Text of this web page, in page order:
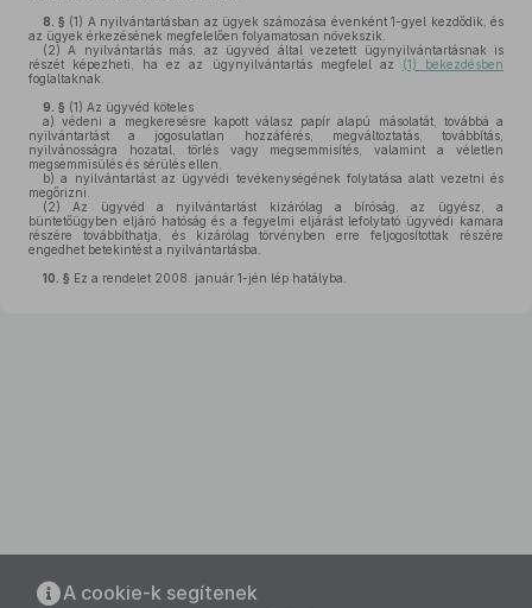
8. § (1) A nyilvántartásban az ügyek számozása évenként 1-gyel kezdődik, és
az ügyek érkezésének megfelelően folyamatosan növekszik.
(2) A nyilvántartás más, az ügyvéd által vezetett ügynyilvántartásnak is
részét képezheti, ha ez az ügynyilvántartás megfelel az (1) bekezdésben
foglaltaknak.
9. § (1) Az ügyvéd köteles
a) védeni a megkeresésre kapott válasz papír alapú másolatát, továbbá a
nyilvántartást a jogosulatlan hozzáférés, megváltoztatás, továbbítás,
nyilvánosságra hozatal, törlés vagy megsemmisítés, valamint a véletlen
megsemmisülés és sérülés ellen,
b) a nyilvántartást az ügyvédi tevékenységének folytatása alatt vezetni és
megőrizni.
(2) Az ügyvéd a nyilvántartást kizárólag a bíróság, az ügyész, a
büntetőügyben eljáró hatóság és a fegyelmi eljárást lefolytató ügyvédi kamara
részére továbbíthatja, és kizárólag törvényben erre feljogosítottak részére
engedhet betekintést a nyilvántartásba.
10. § Ez a rendelet 2008. január 1-jén lép hatályba.
A cookie-k segítenek